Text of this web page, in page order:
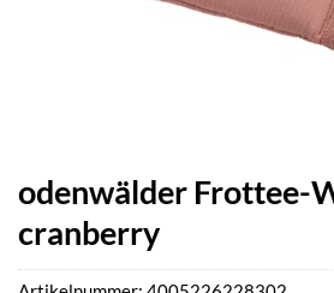
odenwälder Frottee-
cranberry